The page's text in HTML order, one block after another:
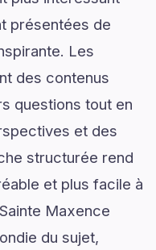
présentées de
Les
des contenus
questions tout en
et des
structurée rend
et plus facile à
Maxence
du sujet,